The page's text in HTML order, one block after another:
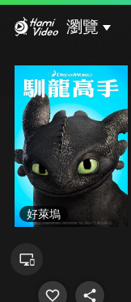
瀏覽
好萊塢